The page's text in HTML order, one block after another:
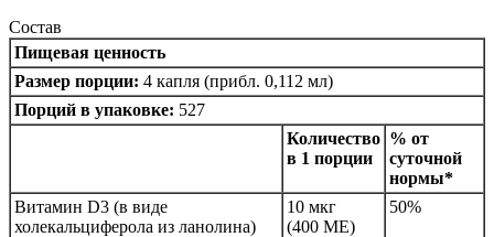
Состав
Пищевая ценность
Размер порции: 4 капля (прибл. 0,112 мл)
Порций в упаковке: 527
Количество
в 1 порции
% от
суточной
нормы*
Витамин D3 (в виде
холекальциферола из ланолина)
10 мкг
(400 МЕ)
50%